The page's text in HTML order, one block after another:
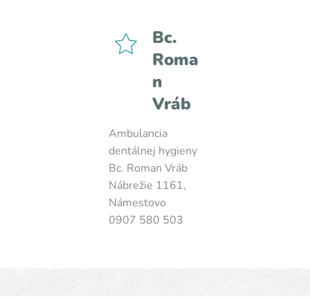
Bc.
Roma
n
Vráb
Ambulancia
dentálnej hygieny
Bc. Roman Vráb
Nábrežie 1161,
Námestovo
0907 580 503